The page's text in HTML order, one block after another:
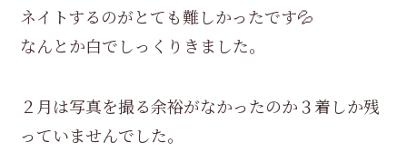
ネイトするのがとても難しかったです💦
なんとか白でしっくりきました。
２月は写真を撮る余裕がなかったのか３着しか残
っていませんでした。